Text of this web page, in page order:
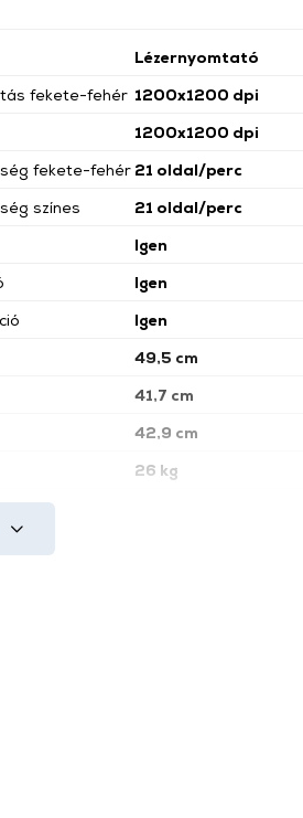
Lézernyomtató
fekete-fehér 1200x1200 dpi
1200x1200 dpi
fekete-fehér 21 oldal/perc
színes
21 oldal/perc
Igen
Igen
Igen
49,5 cm
41,7 cm
42,9 cm
26 kg